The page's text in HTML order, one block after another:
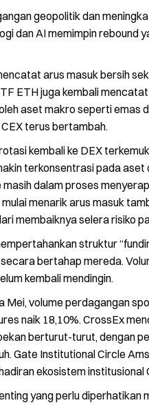
geopolitik dan
dan AI memimpin rebound
arus masuk bersih
ETH juga kembali
aset makro seperti emas
terus bertambah.
kembali ke DEX
terkonsentrasi pada
masih dalam proses
menarik arus masuk
membaiknya selera risiko
struktur
bertahap mereda.
kembali mendingin.
Mei, volume perdagangan
naik 18,10%. CrossEx
berturut-turut, dengan
Gate Institutional Circle
ekosistem institusional
yang perlu diperhatikan